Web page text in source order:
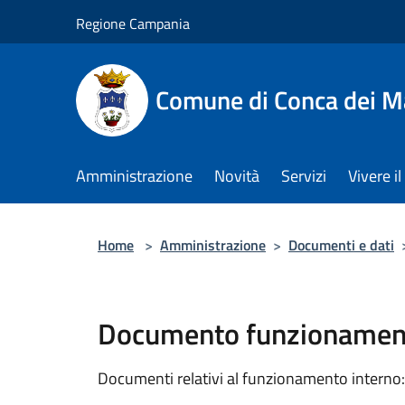
Regione Campania
Comune di Conca dei
Amministrazione Novità Servizi Vivere
Home > Amministrazione > Documenti e dati
Documento
Documenti relativi al funzionamento